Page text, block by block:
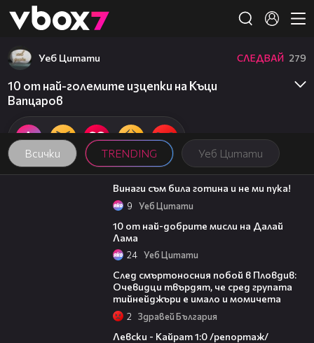
👾
Всички TRENDING Уеб Цитати
Уеб Цитати СЛЕДВАЙ 279
10 от най-големите изцепки на Къци
Вапцаров
01:48
Винаги съм била готина и не ми пука!
9 Уеб Цитати
10 от най-добрите мисли на Далай
Лама
24 Уеб Цитати
След смъртоносния побой в Пловдив:
Очевидци твърдят, че сред групата
тийнейджъри е имало и момичета
2 Здравей България
Левски - Кайрат 1:0 /репортаж/